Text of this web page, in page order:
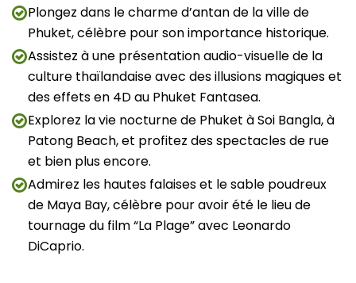
Plongez dans le charme d’antan de la ville de
Phuket, célèbre pour son importance historique.
Assistez à une présentation audio-visuelle de la
culture thaïlandaise avec des illusions magiques et
des effets en 4D au Phuket Fantasea.
Explorez la vie nocturne de Phuket à Soi Bangla, à
Patong Beach, et profitez des spectacles de rue
et bien plus encore.
Admirez les hautes falaises et le sable poudreux
de Maya Bay, célèbre pour avoir été le lieu de
tournage du film “La Plage” avec Leonardo
DiCaprio.